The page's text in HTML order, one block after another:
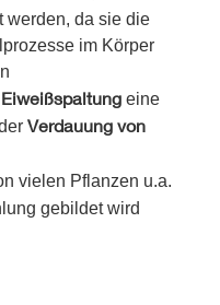
werden, da sie die
im Körper
Eiweißspaltung eine
Verdauung von
vielen Pflanzen u.a.
gebildet wird